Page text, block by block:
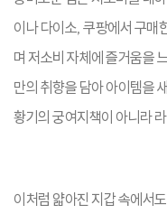
이나 다이소, 쿠팡에서 구매
며 저소비 자체에 즐거움을
만의 취향을 담아 아이템을
황기의 궁여지책이 아니라
이처럼 얇아진 지갑 속에서